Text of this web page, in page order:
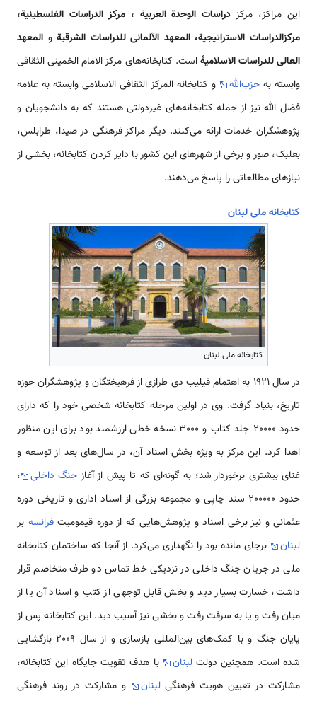
این مراکز، مرکز دراسات الوحدة العربیة ، مرکز الدراسات الفلسطینیة،
مرکزالدراسات الاستراتیجیة، المعهد الآلمانی للدراسات الشرقیةو المعهد
العالی للدراسات الاسلامیۀاست. کتابخانه‌های مرکز الامام الخمینی الثقافی
وابسته بهحزب‌الله
و کتابخانه المرکز الثقافی الاسلامی وابسته به علامه
فضل الله نیز از جمله کتابخانه‌های غیردولتی هستند که به دانشجویان و
پژوهشگران خدمات ارائه می‌کنند. دیگر مراکز فرهنگی در صیدا، طرابلس،
بعلبک، صور و برخی از شهرهای این کشور با دایر کردن کتابخانه، بخشی از
نیازهای مطالعاتی را پاسخ می‌دهند.
کتابخانه ملی لبنان
کتابخانه ملی لبنان
در سال 1921 به اهتمام فیلیب دی طرازی از فرهیختگان و پژوهشگران حوزه
تاریخ، بنیاد گرفت. وی در اولین مرحله کتابخانه شخصی خود را که دارای
حدود 20000 جلد کتاب و 3000 نسخه خطی ارزشمند بود برای این منظور
اهدا کرد. این مرکز به ویژه بخش اسناد آن، در سال‌های بعد از توسعه و
غنای بیشتری برخوردار شد؛ به گونه‌ای که تا پیش از آغاز جنگ داخلی
،
حدود 200000 سند چاپی و مجموعه بزرگی از اسناد اداری و تاریخی دوره
عثمانی و نیز برخی اسناد و پژوهش‌هایی که از دوره قیمومیتفرانسه بر
لبنان
برجای مانده بود را نگهداری می‌کرد. از آنجا که ساختمان کتابخانه
ملی در جریان جنگ داخلی در نزدیکی خط تماس دو طرف متخاصم قرار
داشت، خسارت بسیار دید و بخش قابل توجهی از کتب و اسناد آن یا از
میان رفت و یا به سرقت رفت و بخشی نیز آسیب دید. این کتابخانه پس از
پایان جنگ و با کمک‌های بین‌المللی بازسازی و از سال 2009 بازگشایی
شده است. همچنین دولتلبنان
با هدف تقویت جایگاه این کتابخانه،
مشارکت در تعیین هویت فرهنگیلبنان
و مشارکت در روند فرهنگی